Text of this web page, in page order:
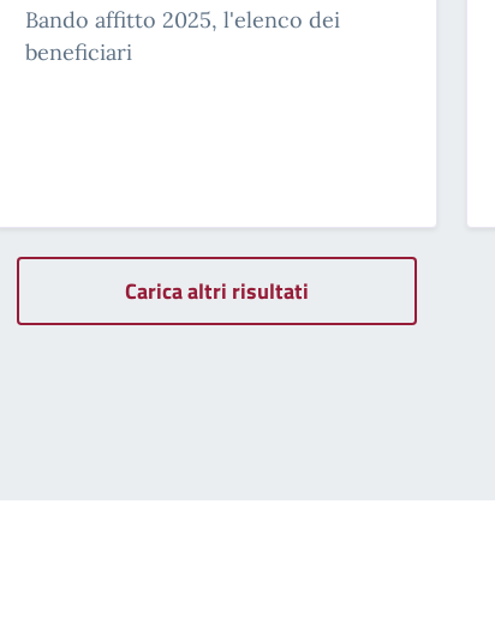
Bando affitto 2025, l'elenco dei
beneficiari
Carica altri risultati